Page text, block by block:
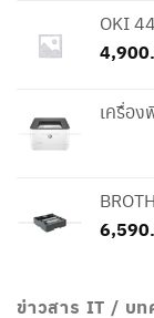
OKI
เครื่อ
ข่าวสาร IT / บท